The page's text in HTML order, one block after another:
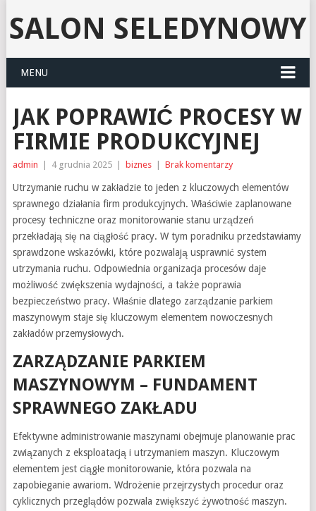
SALON SELEDYNOWY
MENU
JAK POPRAWIĆ PROCESY W
FIRMIE PRODUKCYJNEJ
admin 4 grudnia 2025 biznes Brak komentarzy
Utrzymanie ruchu w zakładzie to jeden z kluczowych elementów
sprawnego działania firm produkcyjnych. Właściwie zaplanowane
procesy techniczne oraz monitorowanie stanu urządzeń
przekładają się na ciągłość pracy. W tym poradniku przedstawiamy
sprawdzone wskazówki, które pozwalają usprawnić system
utrzymania ruchu. Odpowiednia organizacja procesów daje
możliwość zwiększenia wydajności, a także poprawia
bezpieczeństwo pracy. Właśnie dlatego zarządzanie parkiem
maszynowym staje się kluczowym elementem nowoczesnych
zakładów przemysłowych.
ZARZĄDZANIE PARKIEM
MASZYNOWYM – FUNDAMENT
SPRAWNEGO ZAKŁADU
Efektywne administrowanie maszynami obejmuje planowanie prac
związanych z eksploatacją i utrzymaniem maszyn. Kluczowym
elementem jest ciągłe monitorowanie, która pozwala na
zapobieganie awariom. Wdrożenie przejrzystych procedur oraz
cyklicznych przeglądów pozwala zwiększyć żywotność maszyn.